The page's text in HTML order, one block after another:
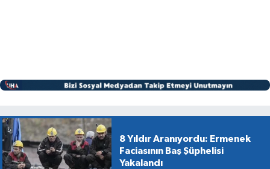
8 Yıldır Aranıyordu: Ermenek
Faciasının Baş Şüphelisi
Yakalandı